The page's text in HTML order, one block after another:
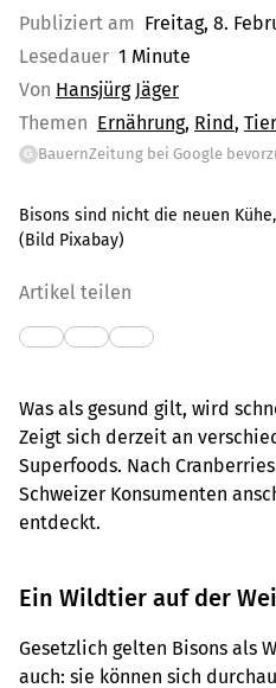
Publiziert am Freitag, 8.
Lesedauer 1 Minute
Von Hansjürg Jäger
Themen Ernährung Rind
G BauernZeitung bei Google
Bisons sind nicht die neuen
(Bild Pixabay)
Artikel teilen
Was als gesund gilt, wird
Zeigt sich derzeit an
Superfoods. Nach
Schweizer Konsumenten
entdeckt.
Ein Wildtier auf der
Gesetzlich gelten Bisons als
auch: sie können sich